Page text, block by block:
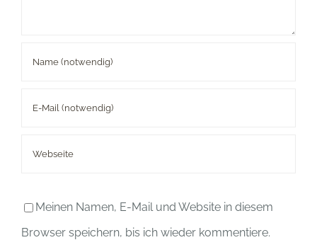
Meinen Namen, E-Mail und Website in diesem
Browser speichern, bis ich wieder kommentiere.